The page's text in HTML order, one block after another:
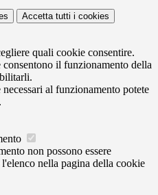
Accetta tutti i cookies
quali cookie consentire.
il funzionamento della
al funzionamento potete
.
non possono essere
nella pagina della cookie